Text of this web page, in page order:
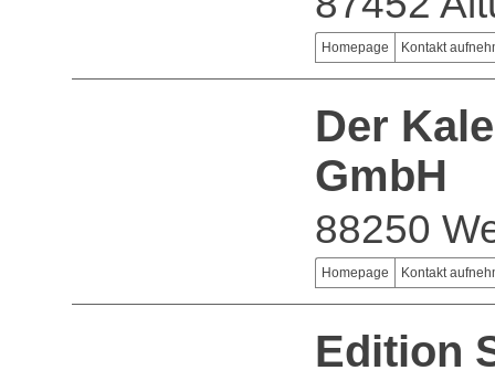
Homepage Kontakt
Der
GmbH
88250
Homepage Kontakt
Edition